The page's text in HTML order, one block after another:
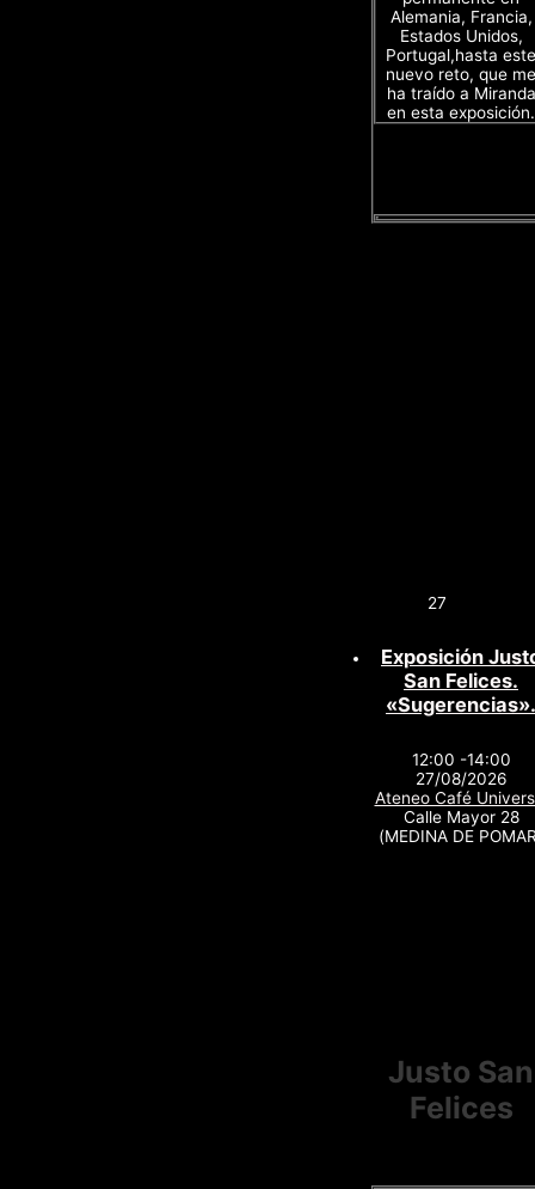
Alemania, Francia,
Estados Unidos,
Portugal,hasta este
nuevo reto, que me
ha traído a Miranda
en esta exposición.
27
Exposición
San Felices.
«Sugerencias».
12:00 -14:00
27/08/2026
Ateneo Café
Calle Mayor 28
(MEDINA DE
Justo San
Felices